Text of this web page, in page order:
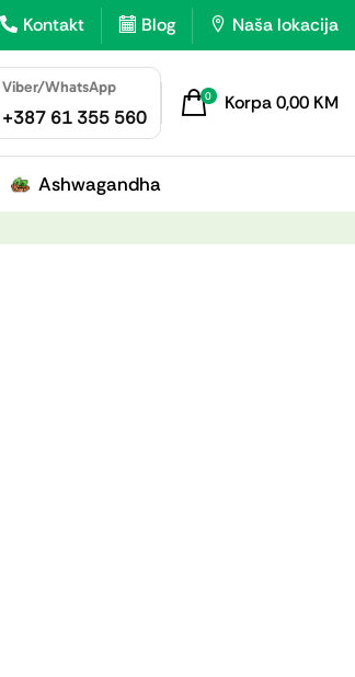
Kontakt Blog Naša lokacija
Viber/WhatsApp
+387 61 355 560
0 Korpa0,00 KM
Ashwagandha